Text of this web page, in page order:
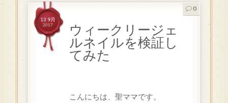
ウィークリージェ
ルネイルを検証し
てみた
13 9月
2017
0
こんにちは、聖ママです。